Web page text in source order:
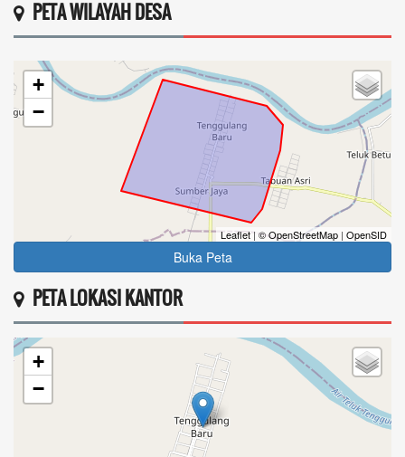
tidak...
selengkapnya
WAWAN SETIAWAN
Daftar penerima bantuan dari pemerintah ...selengkapnya
Rita mbuilima
03 Mei 2026 20:00:33
Belum dapat bantuan apa pun ...selengkapnya
29 April 2025 12:18:24
kenapa setelah ditemukan kembali kartu kks saya
,tpi...
PETA WILAYAH DESA
+
−
Leaflet | © OpenStreetMap | OpenSID
Buka Peta
PETA LOKASI KANTOR
+
−